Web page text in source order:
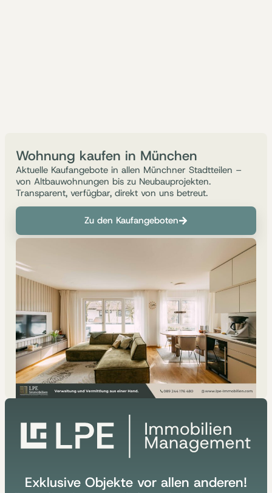
Wohnung kaufen in München
Aktuelle Kaufangebote in allen Münchner Stadtteilen –
von Altbauwohnungen bis zu Neubauprojekten.
Transparent, verfügbar, direkt von uns betreut.
Zu den Kaufangeboten
Exklusive Objekte vor allen anderen!